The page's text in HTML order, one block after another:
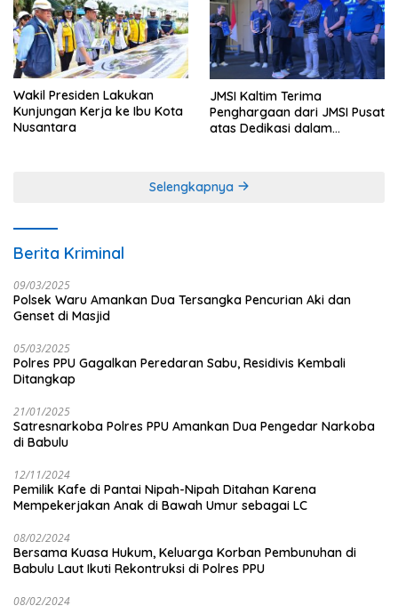
Wakil Presiden Lakukan
Kunjungan Kerja ke Ibu Kota
Nusantara
JMSI Kaltim Terima
Penghargaan dari JMSI Pusat
atas Dedikasi dalam
Selengkapnya
Berita Kriminal
09/03/2025
Polsek Waru Amankan Dua Tersangka Pencurian Aki dan
Genset di Masjid
05/03/2025
Polres PPU Gagalkan Peredaran Sabu, Residivis Kembali
Ditangkap
21/01/2025
Satresnarkoba Polres PPU Amankan Dua Pengedar Narkoba
di Babulu
12/11/2024
Pemilik Kafe di Pantai Nipah-Nipah Ditahan Karena
Mempekerjakan Anak di Bawah Umur sebagai LC
08/02/2024
Bersama Kuasa Hukum, Keluarga Korban Pembunuhan di
Babulu Laut Ikuti Rekontruksi di Polres PPU
08/02/2024